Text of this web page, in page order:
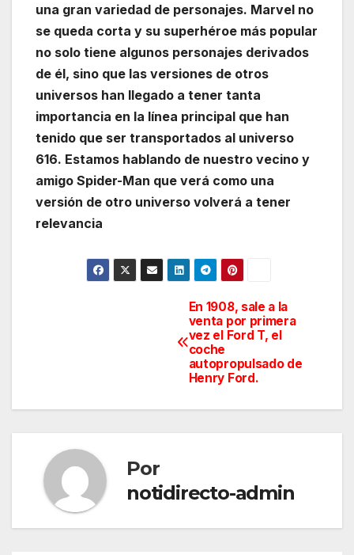
una gran variedad de personajes. Marvel no
se queda corta y su superhéroe más popular
no solo tiene algunos personajes derivados
de él, sino que las versiones de otros
universos han llegado a tener tanta
importancia en la línea principal que han
tenido que ser transportados al universo
616. Estamos hablando de nuestro vecino y
amigo Spider-Man que verá como una
versión de otro universo volverá a tener
relevancia
En 1908, sale a la
venta por primera
vez el Ford T, el
coche
autopropulsado de
Henry Ford.
Por
notidirecto-admin